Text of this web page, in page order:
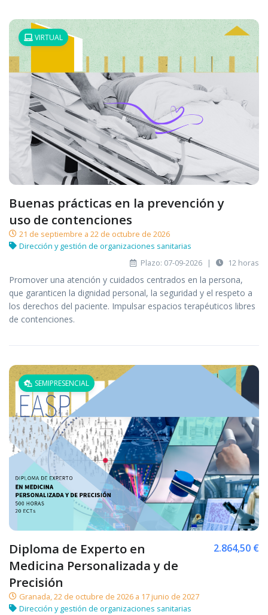
VIRTUAL
Buenas prácticas en la prevención y
uso de contenciones
21 de septiembre a 22 de octubre de 2026
Dirección y gestión de organizaciones sanitarias
Plazo: 07-09-2026
| 12 horas
Promover una atención y cuidados centrados en la persona,
que garanticen la dignidad personal, la seguridad y el respeto a
los derechos del paciente. Impulsar espacios terapéuticos libres
de contenciones.
SEMIPRESENCIAL
Diploma de Experto en
Medicina Personalizada y de
Precisión
2.864,50 €
Granada, 22 de octubre de 2026 a 17 junio de 2027
Dirección y gestión de organizaciones sanitarias